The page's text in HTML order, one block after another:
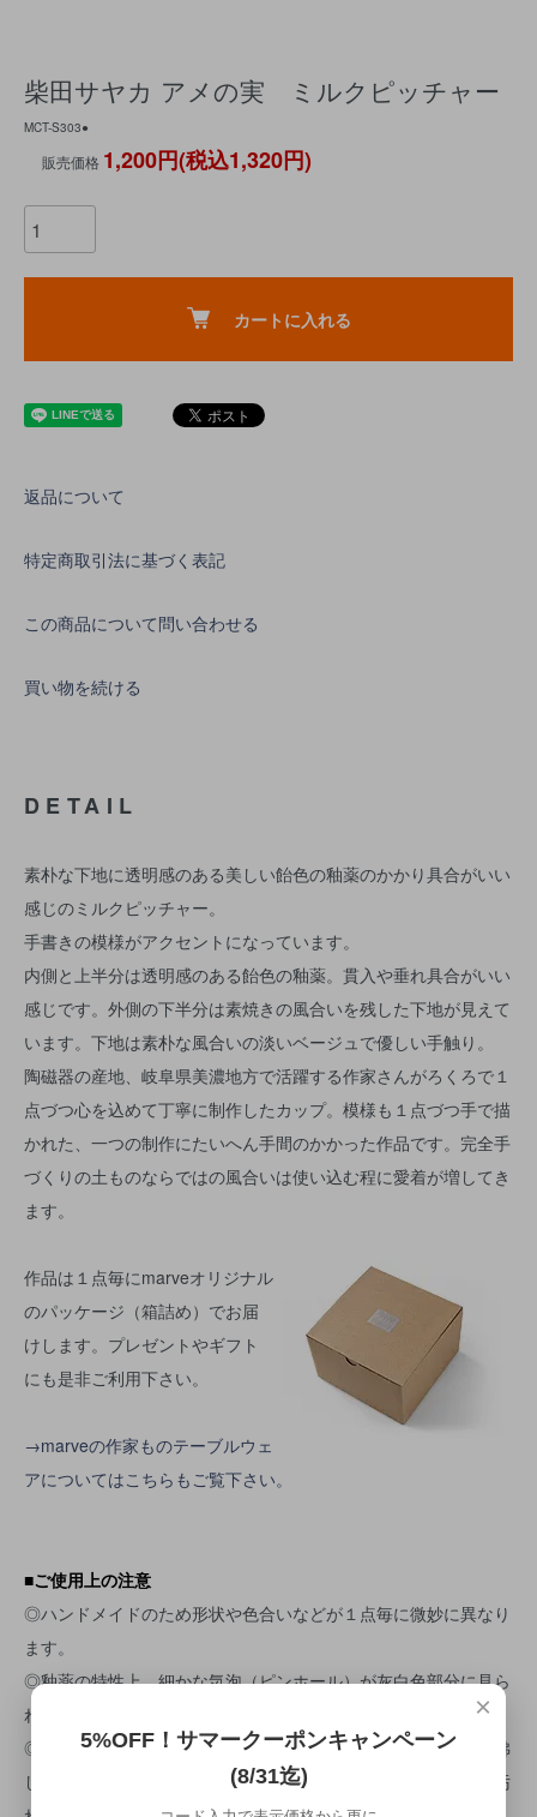
柴田サヤカ アメの実 ミルクピッチャー
MCT-S303●
販売価格 1,200円(税込1,320円)
カートに入れる
返品について
特定商取引法に基づく表記
この商品について問い合わせる
買い物を続ける
DETAIL
素朴な下地に透明感のある美しい飴色の釉薬のかかり具合がいい
感じのミルクピッチャー。
手書きの模様がアクセントになっています。
内側と上半分は透明感のある飴色の釉薬。貫入や垂れ具合がいい
感じです。外側の下半分は素焼きの風合いを残した下地が見えて
います。下地は素朴な風合いの淡いベージュで優しい手触り。
陶磁器の産地、岐阜県美濃地方で活躍する作家さんがろくろで１
点づつ心を込めて丁寧に制作したカップ。模様も１点づつ手で描
かれた、一つの制作にたいへん手間のかかった作品です。完全手
づくりの土ものならではの風合いは使い込む程に愛着が増してき
ます。
作品は１点毎にmarveオリジナル
のパッケージ（箱詰め）でお届
けします。プレゼントやギフト
にも是非ご利用下さい。
→marveの作家ものテーブルウェ
アについてはこちらもご覧下さい。
■ご使用上の注意
◎ハンドメイドのため形状や色合いなどが１点毎に微妙に異なり
ます。
◎釉薬の特性上、細かな気泡（ピンホール）が灰白色部分に見ら
れますが異常ではありません。
◎初めてご使用になる前に、米のとぎ汁を使って１５分ほど煮沸
し、貫入部分にとぎ汁の成分を入り込ませることにより、器が汚
×
5%OFF！サマークーポンキャンペーン
(8/31迄)